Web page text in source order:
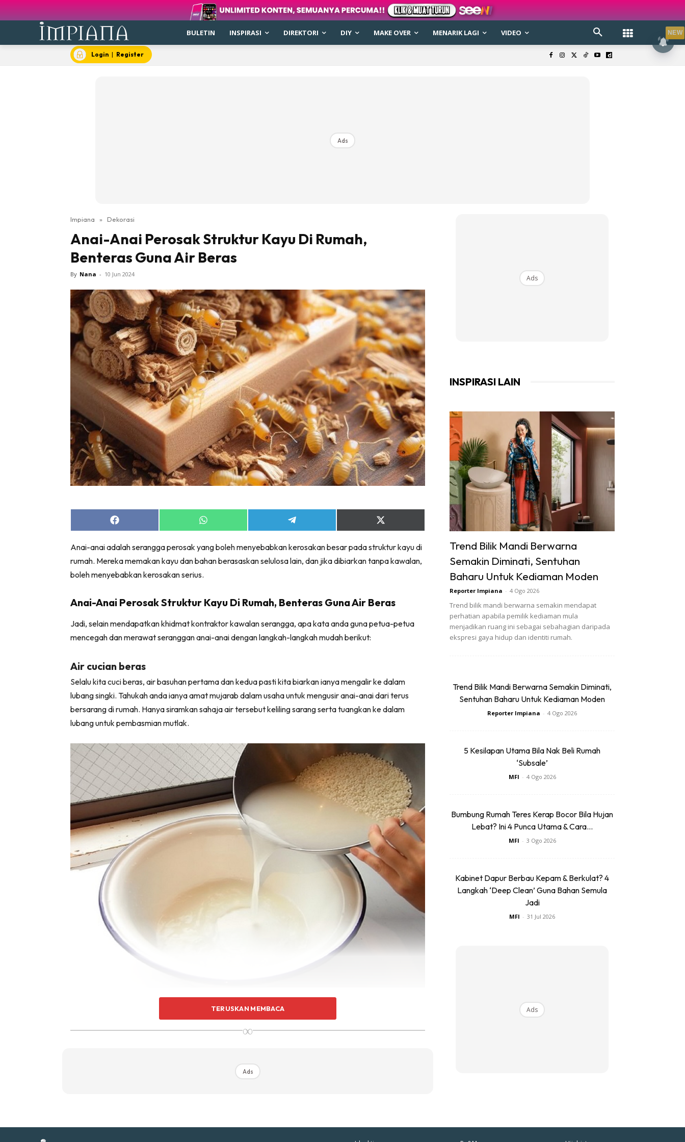
Buletin
Inspirasi
Bilik Air
Bilik Tidur
Ruang Makan
Ruang Tamu
Direktori
Interior Design
Landskap
DIY
Bilik Air
Bilik Tidur
Dapur
Dapur
Ruang Makan
Casa Impiana
Impiana Makeover
Makeover Ruang Selebriti
Kafe
Hartanah
High Rise
Beli Di Mana
Buat Sendiri
Ilham Impiana
Ilham Impiana 360
Ilham Impiana Inspirasi Selebriti
Impiana TV
Casa Impiana
Sembang Dekor
Tip Impiana
BULETIN INSPIRASI DIREKTORI DIY MAKE OVER MENARIK LAGI VIDEO
Login | Register
Ads
Impiana » Dekorasi
Anai-Anai Perosak Struktur Kayu Di Rumah,
Benteras Guna Air Beras
By Nana - 10 Jun 2024
Share
on
Share
on
Share
on
Share
on
(Twitter)
Anai-anai adalah serangga perosak yang boleh menyebabkan kerosakan besar pada struktur kayu di
rumah. Mereka memakan kayu dan bahan berasaskan selulosa lain, dan jika dibiarkan tanpa kawalan,
boleh menyebabkan kerosakan serius.
Anai-Anai Perosak Struktur Kayu Di Rumah, Benteras Guna Air Beras
Jadi, selain mendapatkan khidmat kontraktor kawalan serangga, apa kata anda guna petua-petua
mencegah dan merawat seranggan anai-anai dengan langkah-langkah mudah berikut:
Air cucian beras
Selalu kita cuci beras, air basuhan pertama dan kedua pasti kita biarkan ianya mengalir ke dalam
lubang singki. Tahukah anda ianya amat mujarab dalam usaha untuk mengusir anai-anai dari terus
bersarang di rumah. Hanya siramkan sahaja air tersebut keliling sarang serta tuangkan ke dalam
lubang untuk pembasmian mutlak.
TERUSKAN MEMBACA
∞
Ads
Ads
INSPIRASI LAIN
Trend Bilik Mandi Berwarna
Semakin Diminati, Sentuhan
Baharu Untuk Kediaman Moden
Reporter Impiana - 4 Ogo 2026
Trend bilik mandi berwarna semakin mendapat
perhatian apabila pemilik kediaman mula
menjadikan ruang ini sebagai sebahagian daripada
ekspresi gaya hidup dan identiti rumah.
Trend Bilik Mandi Berwarna Semakin Diminati,
Sentuhan Baharu Untuk Kediaman Moden
Reporter Impiana - 4 Ogo 2026
5 Kesilapan Utama Bila Nak Beli Rumah
‘Subsale’
MFI - 4 Ogo 2026
Bumbung Rumah Teres Kerap Bocor Bila Hujan
Lebat? Ini 4 Punca Utama & Cara...
MFI - 3 Ogo 2026
Kabinet Dapur Berbau Kepam & Berkulat? 4
Langkah ‘Deep Clean’ Guna Bahan Semula
Jadi
MFI - 31 Jul 2026
Ads
NEW